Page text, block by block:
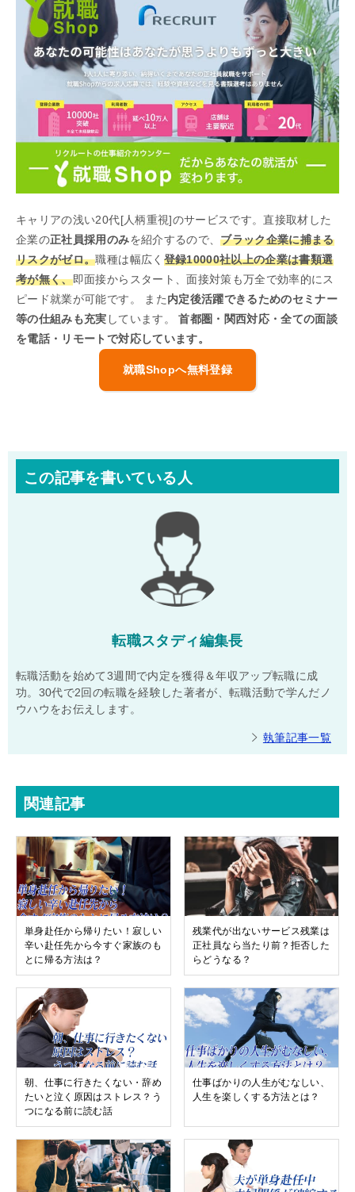
キャリアの浅い20代[人柄重視]のサービスです。直接取材した
企業の正社員採用のみを紹介するので、ブラック企業に捕まる
リスクがゼロ。職種は幅広く 登録10000社以上の企業は書類選
考が無く、即面接からスタート、面接対策も万全で効率的にス
ピード就業が可能です。 また内定後活躍できるためのセミナー
等の仕組みも充実 しています。首都圏・関西対応・全ての面談
を電話・リモートで対応しています。
就職Shopへ無料登録
この記事を書いている人
転職スタディ編集長
転職活動を始めて3週間で内定を獲得＆年収アップ転職に成
功。30代で2回の転職を経験した著者が、転職活動で学んだノ
ウハウをお伝えします。
執筆記事一覧
関連記事
単身赴任から帰りたい！寂しい
辛い赴任先から今すぐ家族のも
とに帰る方法は？
残業代が出ないサービス残業は
正社員なら当たり前？拒否した
らどうなる？
朝、仕事に行きたくない・辞め
たいと泣く原因はストレス？う
つになる前に読む話
仕事ばかりの人生がむなしい、
人生を楽しくする方法とは？